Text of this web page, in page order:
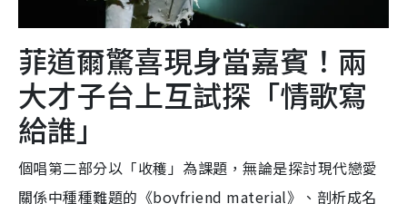
菲道爾驚喜現身當嘉賓！兩
大才子台上互試探「情歌寫
給誰」
個唱第二部分以「收穫」為課題，無論是探討現代戀愛
關係中種種難題的《boyfriend material》、剖析成名